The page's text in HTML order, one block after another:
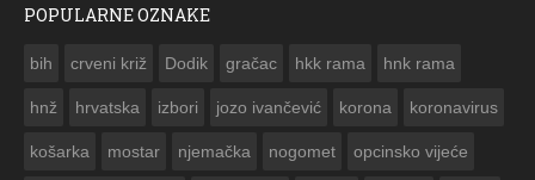
POPULARNE OZNAKE
bih crveni križ Dodik gračac hkk rama hnk rama
hnž hrvatska izbori jozo ivančević korona koronavirus
košarka mostar njemačka nogomet opcinsko vijeće